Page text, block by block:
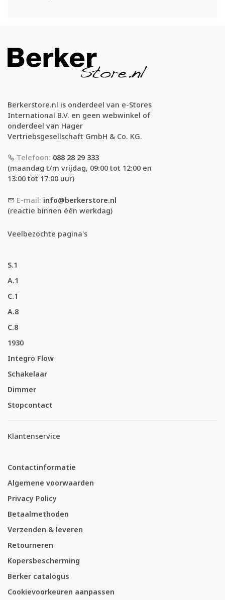
Berkerstore.nl is onderdeel van e-Stores
International B.V. en geen webwinkel of
onderdeel van Hager
Vertriebsgesellschaft GmbH & Co. KG.
Telefoon: 088 28 29 333
(maandag t/m vrijdag, 09:00 tot 12:00 en
13:00 tot 17:00 uur)
E-mail: info@berkerstore.nl
(reactie binnen één werkdag)
Veelbezochte pagina's
S.1
A.1
C.1
A.8
C.8
1930
Integro Flow
Schakelaar
Dimmer
Stopcontact
Klantenservice
Contactinformatie
Algemene voorwaarden
Privacy Policy
Betaalmethoden
Verzenden & leveren
Retourneren
Kopersbescherming
Berker catalogus
Cookievoorkeuren aanpassen